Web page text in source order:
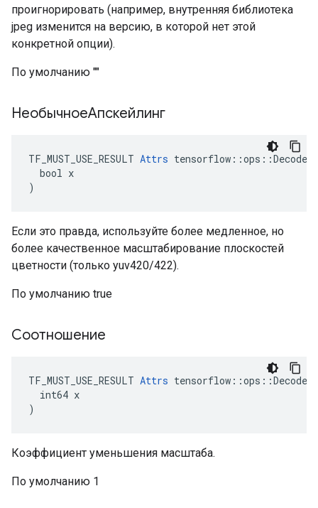
проигнорировать (например, внутренняя библиотека
jpeg изменится на версию, в которой нет этой
конкретной опции).
По умолчанию ""
НеобычноеАпскейлинг
TF_MUST_USE_RESULT Attrs
  bool x
)
Если это правда, используйте более медленное, но
более качественное масштабирование плоскостей
цветности (только yuv420/422).
По умолчанию true
Соотношение
TF_MUST_USE_RESULT Attrs
  int64 x
)
Коэффициент уменьшения масштаба.
По умолчанию 1